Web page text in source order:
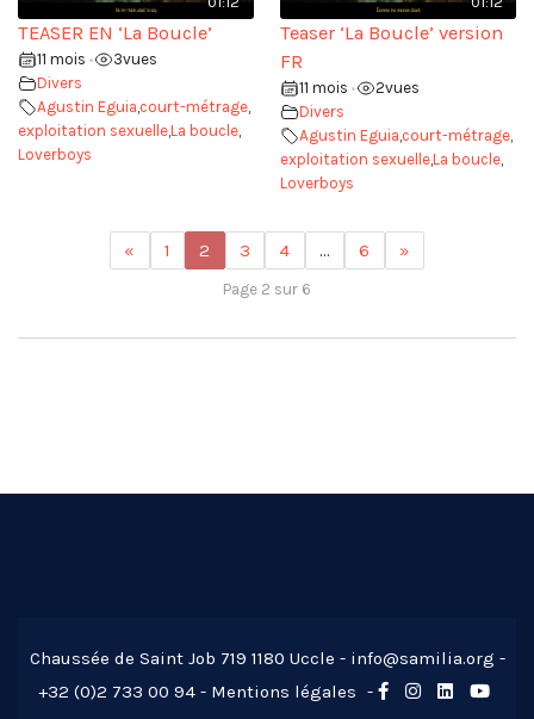
TEASER EN ‘La Boucle’
11 mois • 3vues
Divers
Agustin Eguia,court-métrage,
exploitation sexuelle,La boucle,
Loverboys
Teaser ‘La Boucle’ version
FR
11 mois • 2vues
Divers
Agustin Eguia,court-métrage,
exploitation sexuelle,La boucle,
Loverboys
« 1 2 3 4 … 6 »
Page 2 sur 6
Chaussée de Saint Job 719 1180 Uccle - info@samilia.org -
+32 (0)2 733 00 94 - Mentions légales -